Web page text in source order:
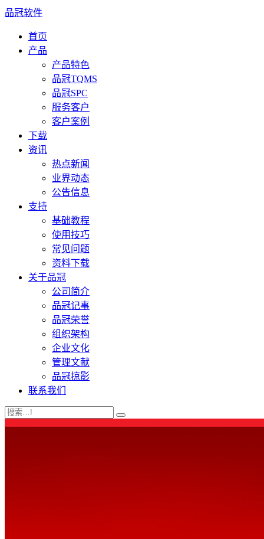
品冠软件
首页
产品
产品特色
品冠TQMS
品冠SPC
服务客户
客户案例
下载
资讯
热点新闻
业界动态
公告信息
支持
基础教程
使用技巧
常见问题
资料下载
关于品冠
公司简介
品冠记事
品冠荣誉
组织架构
企业文化
管理文献
品冠掠影
联系我们